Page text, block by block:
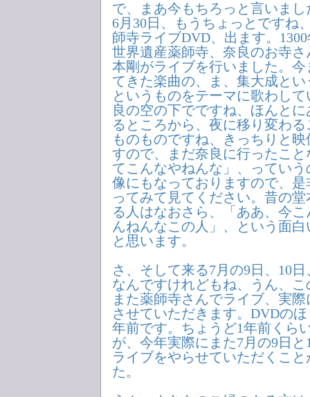
で、まあ今もちろっと言いまし
6月30日、もうちょっとですね
師寺ライブDVD、出ます。
世界遺産薬師寺、奈良のお寺
本剛がライブを行いました。
てきた楽曲の、ま、集大成と
というものをテーマに歌わし
良の空の下でですね、ほんと
るところから、夜に移り変わ
ものものですね、きっちりと
すので、まだ奈良に行ったこ
てこんなやねんな」、ってい
像にもなっておりますので、
ってみて見てください。昔の
る人はなおさら、「ああ、今
んねんなこの人」、という面
と思います。
さ、そして来る7月の9日、10
なんですけれどもね、うん、こ
また薬師寺さんでライブ、実
させていただきます。DVDの
年前です。ちょうど1年前くら
が、今年実際にまた7月の9日
ライブをやらせていただくこ
た。